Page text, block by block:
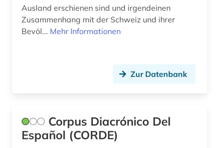
rohdaten (1)
romanische sprachen (2)
rätoromanisch (2)
sanskrit (1)
Ausland erschienen sind und irgendeinen
Zusammenhang mit der Schweiz und ihrer
Bevöl... Mehr Informationen
Zur Datenbank
Corpus Diacrónico Del
Español (CORDE)